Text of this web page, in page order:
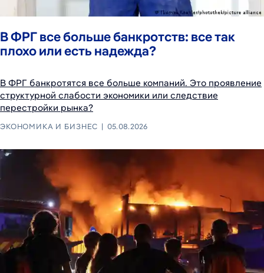
В ФРГ все больше банкротств: все так
плохо или есть надежда?
В ФРГ банкротятся все больше компаний. Это проявление
структурной слабости экономики или следствие
перестройки рынка?
ЭКОНОМИКА И БИЗНЕС 05.08.2026